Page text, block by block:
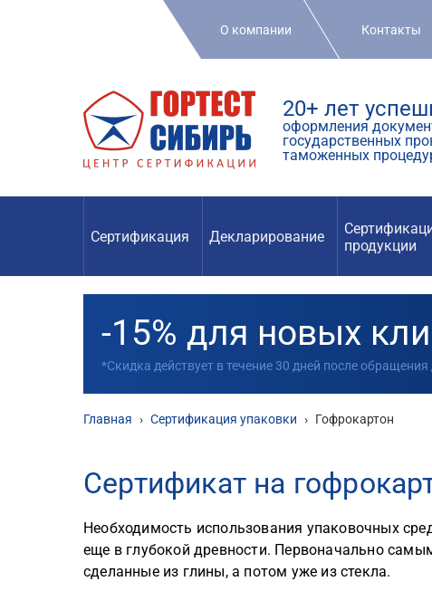
О компании Контакты
20+ лет
оформления
государственных
таможенных
Сертификация Декларирование
продукции
-15% для новых
*Скидка действует в течение 30 дней после
Главная › Сертификация упаковки › Гофрокартон
Сертификат на
Необходимость использования упаковочных
еще в глубокой древности. Первоначально
сделанные из глины, а потом уже из стекла.